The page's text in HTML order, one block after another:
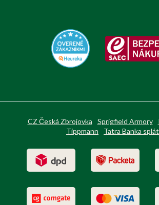
CZ Česká Zbrojovka Sprigfield Armory
Tippmann
Tatra Banka